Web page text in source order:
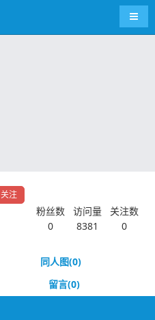
导航
关注
粉丝数
0
访问量
8381
关注数
0
同人图(0)
留言(0)